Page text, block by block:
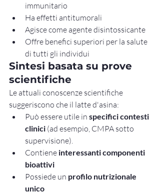
immunitario
Ha effetti antitumorali
Agisce come agente disintossicante
Offre benefici superiori per la salute
di tutti gli individui
Sintesi basata su prove
scientifiche
Le attuali conoscenze scientifiche
suggeriscono che il latte d'asina:
Può essere utile in specifici contesti
clinici (ad esempio, CMPA sotto
supervisione).
Contiene interessanti componenti
bioattivi
Possiede un profilo nutrizionale
unico